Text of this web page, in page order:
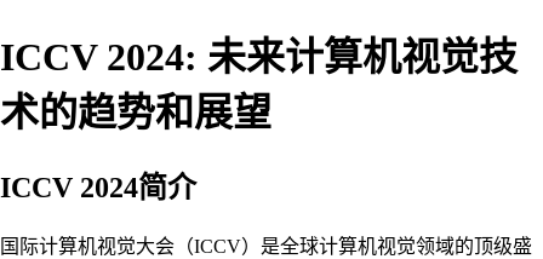
ICCV 2024: 未来计算机视觉技
术的趋势和展望
ICCV 2024简介
国际计算机视觉大会（ICCV）是全球计算机视觉领域的顶级盛